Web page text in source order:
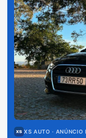
XS AUTO · ANÚNCIO